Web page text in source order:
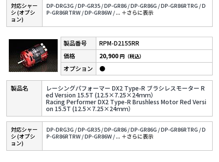
対応シャー
シ (オプシ
ョン)
DP-DRG3G /DP-GR35 /DP-GR86 /DP-GR86G /DP-GR86RTRG /D
P-GR86RTRW /DP-GR86W /... ＋さらに表⽰
RPM-D2155RR
レーシングパフォーマー DX2 Type-R ブラシレスモーター R
ed Version 15.5T (12.5×7.25×24ｍｍ）
Racing Performer DX2 Type-R Brushless Motor Red Versi
on 15.5T (12.5×7.25×24ｍｍ）
20,900円（税込）
●
対応シャー
シ (オプシ
ョン)
DP-DRG3G /DP-GR35 /DP-GR86 /DP-GR86G /DP-GR86RTRG /D
P-GR86RTRW /DP-GR86W /... ＋さらに表⽰